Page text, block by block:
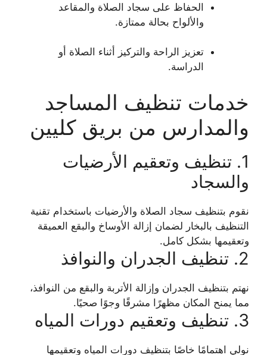
الحفاظ على سجاد الصلاة والمقاعد
والألواح بحالة ممتازة.
تعزيز الراحة والتركيز أثناء الصلاة أو
الدراسة.
خدمات تنظيف المساجد
والمدارس من بريق كليين
1. تنظيف وتعقيم الأرضيات
والسجاد
نقوم بتنظيف سجاد الصلاة والأرضيات باستخدام تقنية
التنظيف بالبخار لضمان إزالة الأوساخ والبقع العميقة
وتعقيمها بشكل كامل.
2. تنظيف الجدران والنوافذ
نهتم بتنظيف الجدران وإزالة الأتربة والبقع من النوافذ،
مما يمنح المكان مظهرًا مشرقًا وجوًا صحيًا.
3. تنظيف وتعقيم دورات المياه
نولي اهتمامًا خاصًا بتنظيف دورات المياه وتعقيمها